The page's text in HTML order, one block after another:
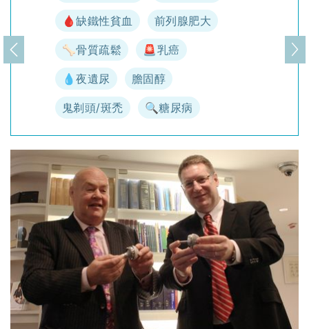
🩸缺鐵性貧血 前列腺肥大
🦴骨質疏鬆 🚨乳癌
💧夜遺尿 膽固醇
鬼剃頭/斑禿 🔍糖尿病
上一頁 下